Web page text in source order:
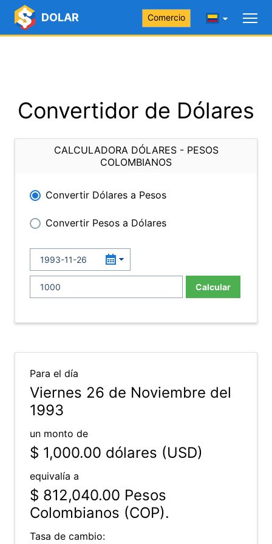
DOLAR Comercio
Convertidor de Dólares
CALCULADORA DÓLARES - PESOS
COLOMBIANOS
Convertir Dólares a Pesos
Convertir Pesos a Dólares
Calcular
Para el día
Viernes 26 de Noviembre del
1993
un monto de
$ 1,000.00 dólares (USD)
equivalía a
$ 812,040.00 Pesos
Colombianos (COP).
Tasa de cambio: